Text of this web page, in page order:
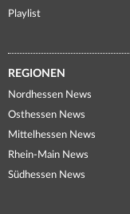
Playlist
REGIONEN
Nordhessen News
Osthessen News
Mittelhessen News
Rhein-Main News
Südhessen News